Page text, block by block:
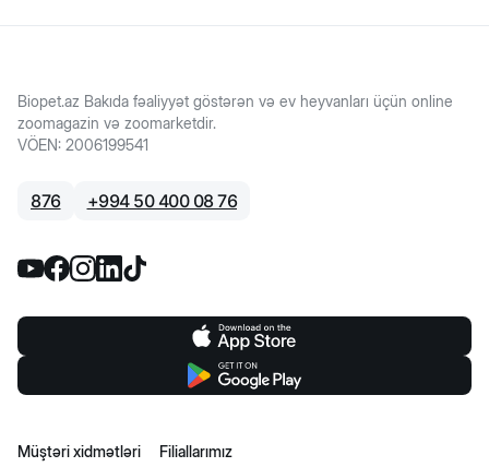
Biopet.az Bakıda fəaliyyət göstərən və ev heyvanları üçün online
zoomagazin və zoomarketdir.
VÖEN: 2006199541
876 +994 50 400 08 76
Müştəri xidmətləri
Filiallarımız